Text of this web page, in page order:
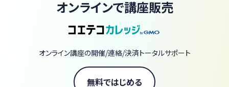
オンラインで講座販売
オンライン講座の開催/連絡/決済トータルサポート
無料ではじめる